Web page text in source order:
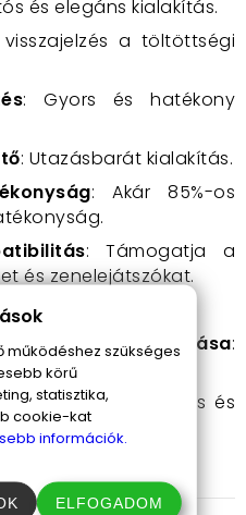
és elegáns kialakítás.
a töltöttségi
: Gyors és hatékony
: Utazásbarát kialakítás.
: Akár 85%-os
: Támogatja a
és zenelejátszókat.
egyidejű töltése.
támogatása:
ház: Robusztus és
működéshez szükséges
körű
statisztika,
cookie-kat
információk.
ELFOGADOM